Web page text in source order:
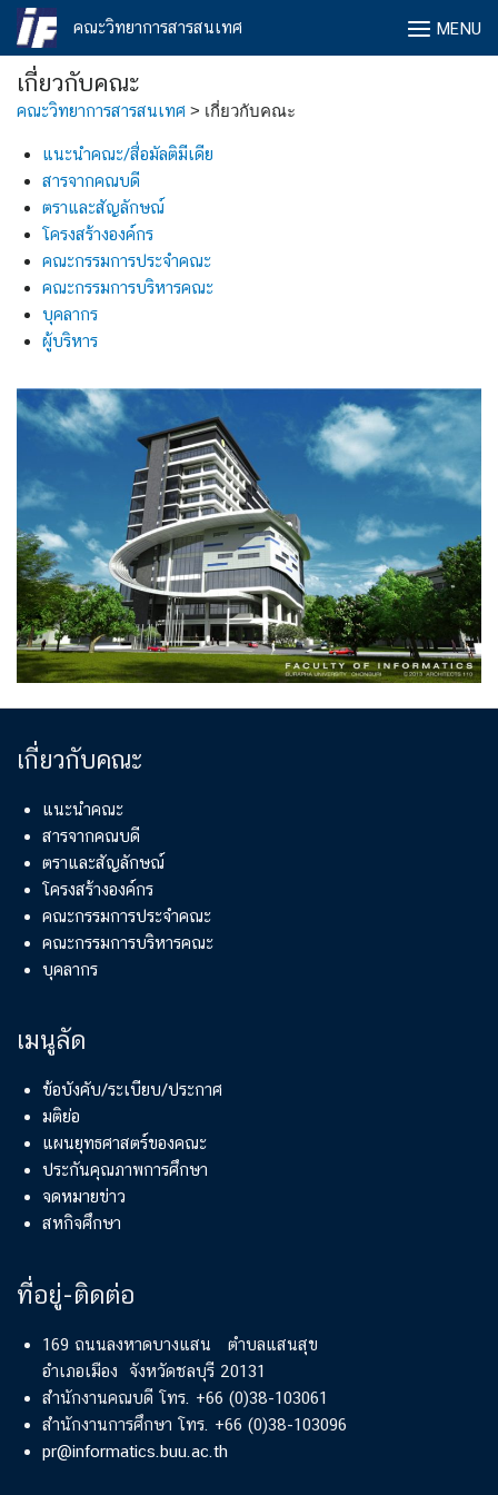
Skip
content
คณะวิทยาการสารสนเทศ MENU
เกี่ยวกับคณะ
คณะวิทยาการสารสนเทศ > เกี่ยวกับคณะ
แนะนำคณะ/สื่อมัลติมีเดีย
สารจากคณบดี
ตราและสัญลักษณ์
โครงสร้างองค์กร
คณะกรรมการประจำคณะ
คณะกรรมการบริหารคณะ
บุคลากร
ผู้บริหาร
เกี่ยวกับคณะ
แนะนำคณะ
สารจากคณบดี
ตราและสัญลักษณ์
โครงสร้างองค์กร
คณะกรรมการประจำคณะ
คณะกรรมการบริหารคณะ
บุคลากร
เมนูลัด
ข้อบังคับ/ระเบียบ/ประกาศ
มติย่อ
แผนยุทธศาสตร์ของคณะ
ประกันคุณภาพการศึกษา
จดหมายข่าว
สหกิจศึกษา
ที่อยู่-ติดต่อ
169 ถนนลงหาดบางแสน ตำบลแสนสุข
อำเภอเมือง จังหวัดชลบุรี 20131
สำนักงานคณบดี โทร. +66 (0)38-103061
สำนักงานการศึกษา โทร. +66 (0)38-103096
pr@informatics.buu.ac.th